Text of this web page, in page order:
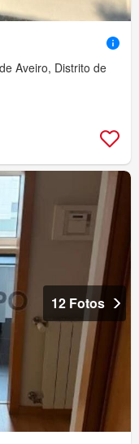
Aveiro, Distrito de
12 Fotos